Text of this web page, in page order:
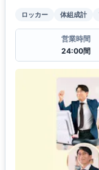
ロッカー 体組成計
営業時間
24:00間